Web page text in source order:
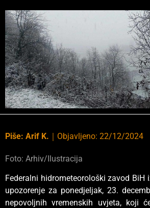
Piše: Arif K. ｜ Objavljeno: 22/12/2024
Foto: Arhiv/Ilustracija
Federalni hidrometeorološki zavod BiH
upozorenje za ponedjeljak, 23.
nepovoljnih vremenskih uvjeta, koji